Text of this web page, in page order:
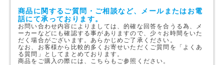
商品に関するご質問・ご相談など、メールまたはお電
話にて承っております。
お問い合わせ内容によりましては、的確な回答を合うる為、メ
ーカーなどにも確認する事がありますので、少々お時間をいた
だく場合がございます。あらかじめご了承ください。
なお、お客様から比較的多くお寄せいただくご質問を「よくあ
る質問」としてまとめております。
商品をご購入の際には、こちらもご参照ください。